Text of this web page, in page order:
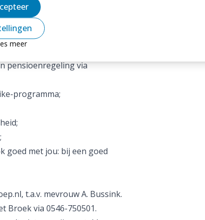
als persoonlijk. Daarnaast
en werkervaring;
dienstverband);
pensioenregeling via
programma;
goed met jou: bij een goed
t.a.v. mevrouw A. Bussink.
Broek via 0546-750501.
meer